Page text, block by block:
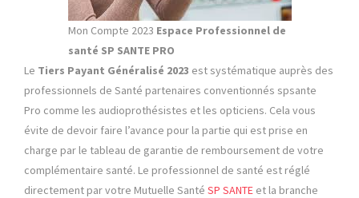
Mon Compte 2023 Espace Professionnel de
santé SP SANTE PRO
Le Tiers Payant Généralisé 2023 est systématique auprès des
professionnels de Santé partenaires conventionnés spsante
Pro comme les audioprothésistes et les opticiens. Cela vous
évite de devoir faire l’avance pour la partie qui est prise en
charge par le tableau de garantie de remboursement de votre
complémentaire santé. Le professionnel de santé est réglé
directement par votre Mutuelle Santé SP SANTE et la branche